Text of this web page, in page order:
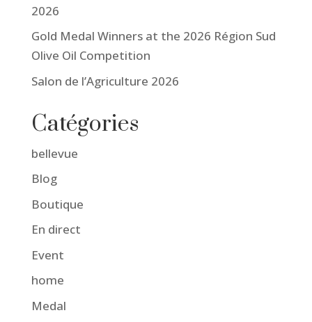
2026
Gold Medal Winners at the 2026 Région Sud
Olive Oil Competition
Salon de l’Agriculture 2026
Catégories
bellevue
Blog
Boutique
En direct
Event
home
Medal